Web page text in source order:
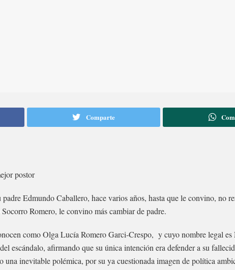
Comparte
postor
Edmundo Caballero, hace varios años, hasta que le convino, no
Romero, le convino más cambiar de padre.
como Olga Lucía Romero Garci-Crespo, y cuyo nombre legal
escándalo, afirmando que su única intención era defender a su
inevitable polémica, por su ya cuestionada imagen de política